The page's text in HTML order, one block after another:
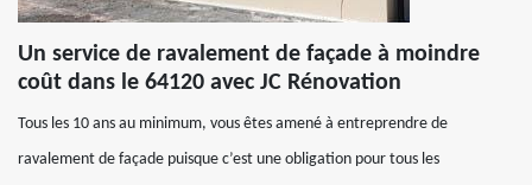
Un service de ravalement de façade à moindre
coût dans le 64120 avec JC Rénovation
Tous les 10 ans au minimum, vous êtes amené à entreprendre de
ravalement de façade puisque c’est une obligation pour tous les